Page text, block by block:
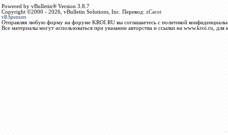
Powered by vBulletin® Version 3.8.7
Copyright ©2000 - 2026, vBulletin Solutions, Inc. Перевод: zCarot
vB.Sponsors
Отправляя любую форму на форуме KROI.RU вы соглашаетесь с политикой
Все материалы могут использоваться при указании авторства и ссылки на www.kroi.ru, для